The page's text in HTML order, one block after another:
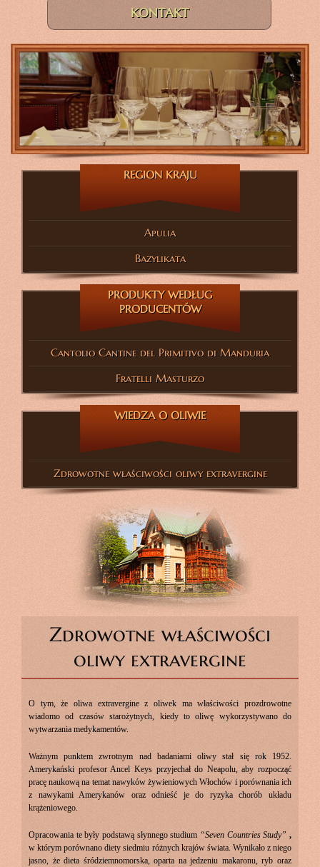
KONTAKT
REGION KRAJU
Apulia
Bazylikata
PRODUKTY WEDŁUG
PRODUCENTÓW
Cantolio Cantine del Primitivo di Manduria
Fratelli Masturzo
WIEDZA O OLIWIE
Zdrowotne właściwości oliwy extravergine
Zdrowotne właściwości
oliwy extravergine
O tym, że oliwa extravergine z oliwek ma właściwości prozdrowotne
wiadomo od czasów starożytnych, kiedy to oliwę wykorzystywano do
wytwarzania medykamentów.
Ważnym punktem zwrotnym nad badaniami oliwy stał się rok 1952.
Amerykański profesor Ancel Keys przyjechał do Neapolu, aby rozpocząć
pracę naukową na temat nawyków żywieniowych Włochów i porównania ich
z nawykami Amerykanów oraz odnieść je do ryzyka chorób układu
krążeniowego.
Opracowania te były podstawą słynnego studium “Seven Countries Study” ,
w którym porównano diety siedmiu różnych krajów świata. Wynikało z niego
jasno, że dieta śródziemnomorska, oparta na jedzeniu makaronu, ryb oraz